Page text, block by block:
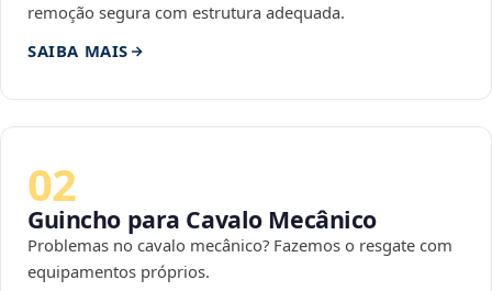
remoção segura com estrutura adequada.
SAIBA MAIS
02
Guincho para Cavalo Mecânico
Problemas no cavalo mecânico? Fazemos o resgate com
equipamentos próprios.